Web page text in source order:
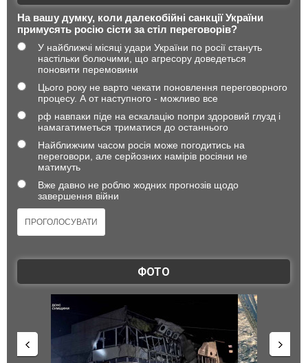
На вашу думку, коли далекобійні санкції України
примусять росію сісти за стіл переговорів?
У найближчі місяці удари України по росії стануть
настільки болючими, що агресору доведеться
поновити перемовини
Цього року не варто чекати поновлення переговорного
процесу. А от наступного - можливо все
рф навпаки піде на ескалацію попри здоровий глузд і
намагатиметься триматися до останнього
Найближчим часом росія може погодитись на
переговори, але серйозних намірів росіяни не
матимуть
Вже давно не роблю жодних прогнозів щодо
завершення війни
ФОТО